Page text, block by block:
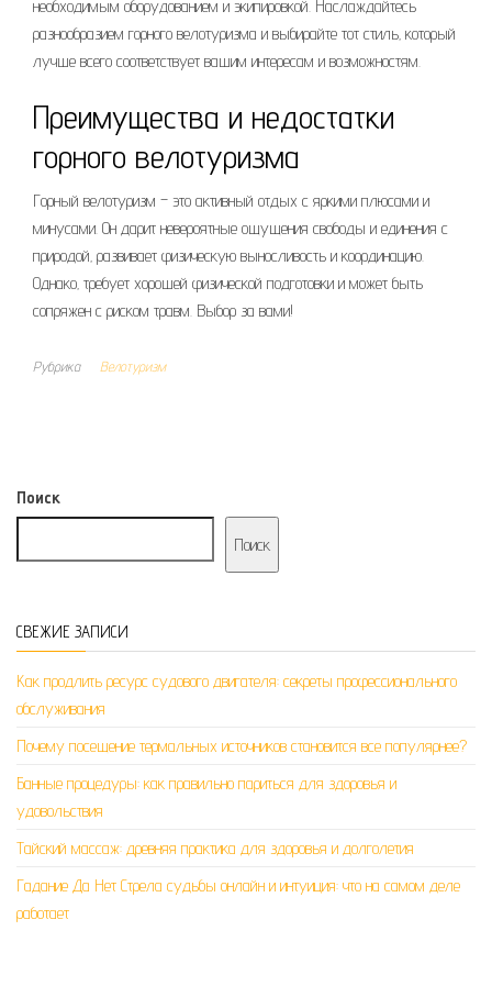
необходимым оборудованием и экипировкой. Наслаждайтесь
разнообразием горного велотуризма и выбирайте тот стиль‚ который
лучше всего соответствует вашим интересам и возможностям.
Преимущества и недостатки
горного велотуризма
Горный велотуризм – это активный отдых с яркими плюсами и
минусами. Он дарит невероятные ощущения свободы и единения с
природой‚ развивает физическую выносливость и координацию.
Однако‚ требует хорошей физической подготовки и может быть
сопряжен с риском травм. Выбор за вами!
Рубрика Велотуризм
Поиск
Поиск
СВЕЖИЕ ЗАПИСИ
Как продлить ресурс судового двигателя: секреты профессионального
обслуживания
Почему посещение термальных источников становится все популярнее?
Банные процедуры: как правильно париться для здоровья и
удовольствия
Тайский массаж: древняя практика для здоровья и долголетия
Гадание Да Нет Стрела судьбы онлайн и интуиция: что на самом деле
работает